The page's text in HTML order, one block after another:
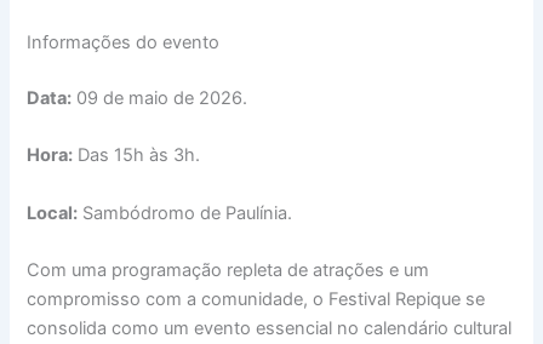
Informações do evento
Data: 09 de maio de 2026.
Hora: Das 15h às 3h.
Local: Sambódromo de Paulínia.
Com uma programação repleta de atrações e um
compromisso com a comunidade, o Festival Repique se
consolida como um evento essencial no calendário cultural